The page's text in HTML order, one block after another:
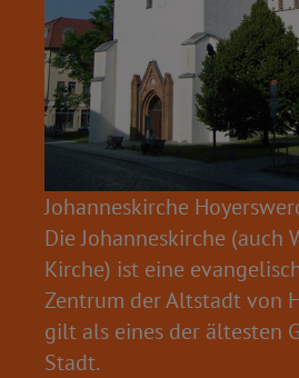
Johanneskirche
Die Johanneskirche (auch
Kirche) ist eine
Zentrum der Altstadt von
gilt als eines der ältesten
Stadt.